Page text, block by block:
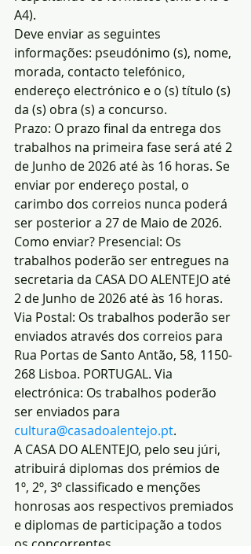
A4).
Deve enviar as seguintes
informações: pseudónimo (s), nome,
morada, contacto telefónico,
endereço electrónico e o (s) título (s)
da (s) obra (s) a concurso.
Prazo: O prazo final da entrega dos
trabalhos na primeira fase será até 2
de Junho de 2026 até às 16 horas. Se
enviar por endereço postal, o
carimbo dos correios nunca poderá
ser posterior a 27 de Maio de 2026.
Como enviar? Presencial: Os
trabalhos poderão ser entregues na
secretaria da CASA DO ALENTEJO até
2 de Junho de 2026 até às 16 horas.
Via Postal: Os trabalhos poderão ser
enviados através dos correios para
Rua Portas de Santo Antão, 58, 1150-
268 Lisboa. PORTUGAL. Via
electrónica: Os trabalhos poderão
ser enviados para
cultura@casadoalentejo.pt.
A CASA DO ALENTEJO, pelo seu júri,
atribuirá diplomas dos prémios de
1º, 2º, 3º classificado e menções
honrosas aos respectivos premiados
e diplomas de participação a todos
os concorrentes.